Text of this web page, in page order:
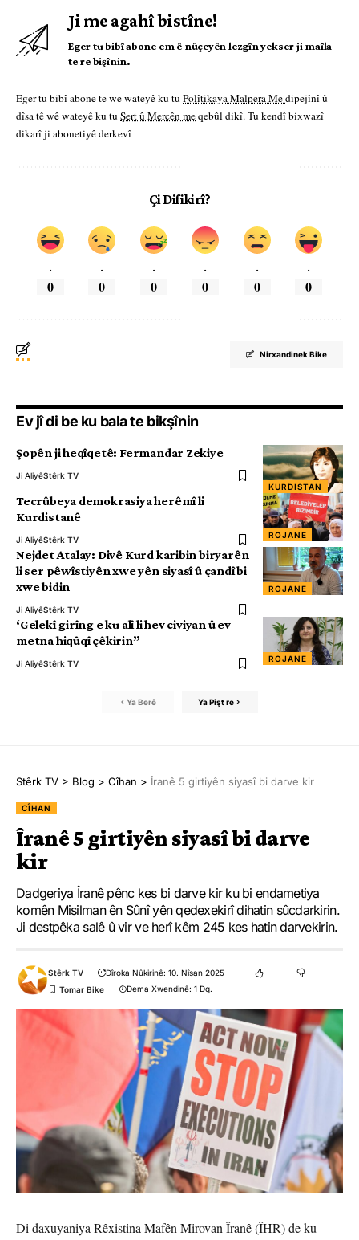
Ji me agahî bistîne!
Eger tu bibî abone em ê nûçeyên lezgîn yekser ji maîla
te re bişînin.
Eger tu bibî abone te we wateyê ku tu Polîtikaya Malpera Medipejînî û
dîsa tê wê wateyê ku tu Şert û Mercên meqebûl dikî. Tu kendî bixwazî
dikarî ji abonetiyê derkevî
Çi Difikirî?
.
0
.
0
.
0
.
0
.
0
.
0
Nirxandinek Bike
Ev jî di be ku bala te bikşînin
KURDISTAN
Şopên ji heqîqetê: Fermandar Zekiye
Ji AliyêStêrk TV
ROJANE
Tecrûbeya demokrasiya herêmî li
Kurdistanê
Ji AliyêStêrk TV
ROJANE
Nejdet Atalay: Divê Kurd karibin biryarên
li ser pêwîstiyên xwe yên siyasî û çandî bi
xwe bidin
Ji AliyêStêrk TV
ROJANE
‘Gelekî girîng e ku alî li hev civiyan û ev
metna hiqûqî çêkirin”
Ji AliyêStêrk TV
Ya Berê Ya Pişt re
Stêrk TV > Blog > Cîhan > Îranê 5 girtiyên siyasî bi darve kir
CÎHAN
Îranê 5 girtiyên siyasî bi darve
kir
Dadgeriya Îranê pênc kes bi darve kir ku bi endametiya
komên Misilman ên Sûnî yên qedexekirî dihatin sûcdarkirin.
Ji destpêka salê û vir ve herî kêm 245 kes hatin darvekirin.
Stêrk TV
Dîroka Nûkirinê: 10. Nîsan 2025
Dema Xwendinê: 1 Dq.
Di daxuyaniya Rêxistina Mafên Mirovan Îranê (ÎHR) de ku